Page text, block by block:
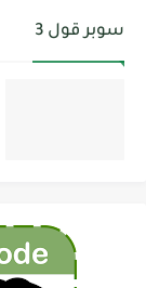
سوبر قول 3